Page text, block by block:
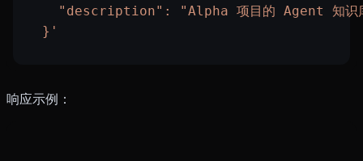
"description": "Alpha 项目的 Agent 知识
  }'
响应示例：